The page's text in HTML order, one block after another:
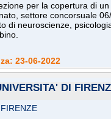
per la copertura di
settore concorsuale
di neuroscienze,
23-06-2022
DI